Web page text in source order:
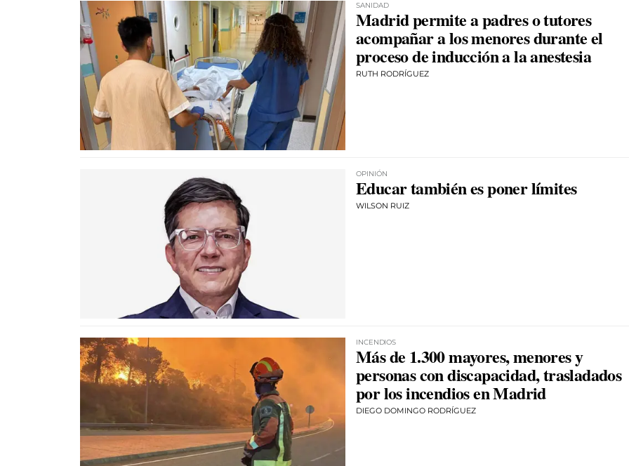
SANIDAD
Madrid permite a padres o tutores
acompañar a los menores durante el
proceso de inducción a la anestesia
RUTH RODRÍGUEZ
OPINIÓN
Educar también es poner límites
WILSON RUIZ
INCENDIOS
Más de 1.300 mayores, menores y
personas con discapacidad, trasladados
por los incendios en Madrid
DIEGO DOMINGO RODRÍGUEZ